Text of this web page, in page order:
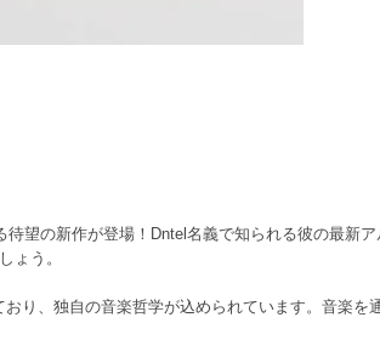
望の新作が登場！Dntel名義で知られる彼の最新
ょう。
り、独自の音楽哲学が込められています。音楽を